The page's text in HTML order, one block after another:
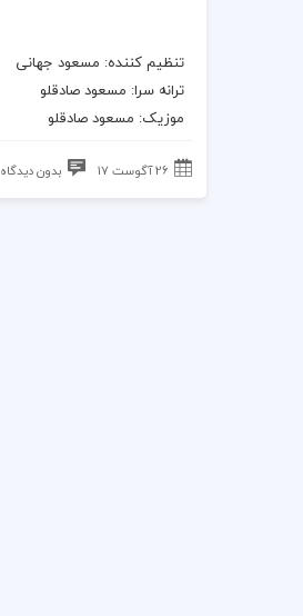
تنظیم کننده: مسعود جهانی
ترانه سرا: مسعود صادقلو
موزیک: مسعود صادقلو
26 آگوست 17 بدون دیدگاه